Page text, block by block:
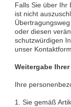
Falls Sie über Ihr
ist nicht
oder diesen
schutzwürdigen
unser
Weitergabe
Ihre
1. Sie gemäß